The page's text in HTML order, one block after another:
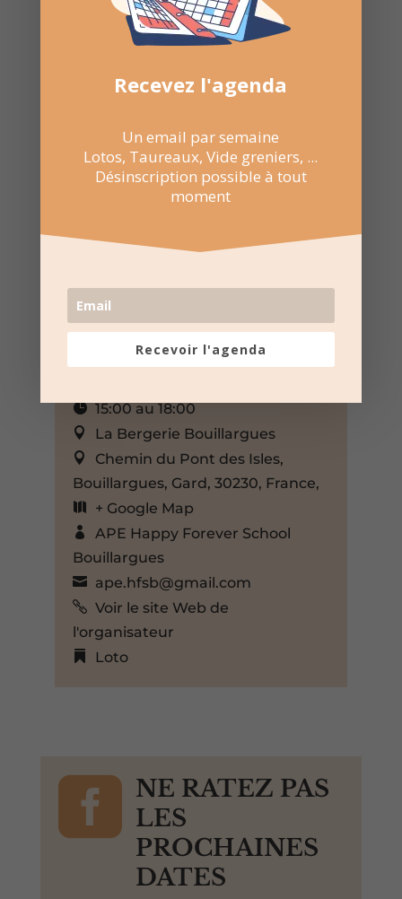
15:00 au 18:00
La Bergerie Bouillargues
Chemin du Pont des Isles,
Bouillargues, Gard, 30230, France,
+ Google Map
APE Happy Forever School
Bouillargues
ape.hfsb@gmail.com
Voir le site Web de
l'organisateur
Loto

NE RATEZ PAS
LES
PROCHAINES
DATES
Recevez l'agenda
Un email par semaine
Lotos, Taureaux, Vide greniers, ...
Désinscription possible à tout
moment
Recevoir l'agenda